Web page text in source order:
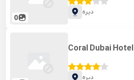
0
دیره
Coral Dubai Hotel
دیره